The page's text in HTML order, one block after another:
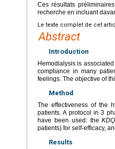
Ces résultats
recherche en incluant
Le texte complet de cet
Abstract
Introduction
Hemodialysis is
compliance in many
feelings. The objective of
Method
The effectiveness of the
patients. A protocol in 3
have been used: the
patients) for self-efficacy,
Results